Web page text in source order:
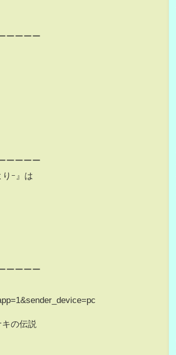
ーーーー
ーーーー
りｰ』は
ーーーー
の伝説